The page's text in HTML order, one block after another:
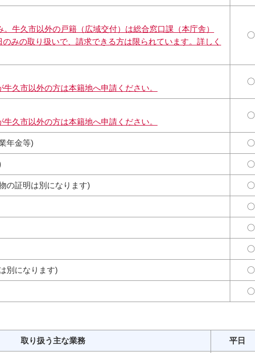
牛久市以外の戸籍（広域交付）は総合窓口課（本庁舎）
のみの取り扱いで、請求できる方は限られています。詳しく
〇
久市以外の方は本籍地へ申請ください。
〇
久市以外の方は本籍地へ申請ください。
〇
年金等) 〇
〇
の証明は別になります) 〇
〇
〇
〇
別になります) 〇
〇
取り扱う主な業務 平日